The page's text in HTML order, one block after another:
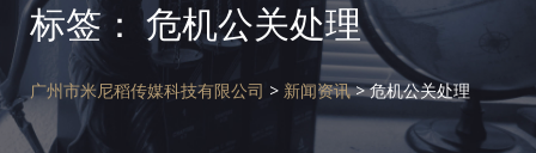
标签：危机公关处理
广州市米尼稻传媒科技有限公司 > 新闻资讯>危机公关处理